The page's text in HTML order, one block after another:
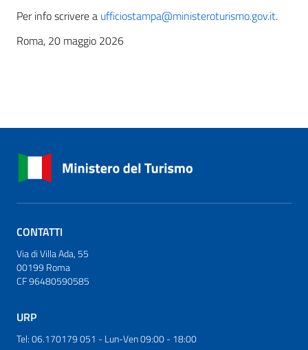
Per info scrivere a ufficiostampa@ministeroturismo.gov.it.
Roma, 20 maggio 2026
CONTATTI
Via di Villa Ada, 55
00199 Roma
CF 96480590585
URP
Tel: 06.170179 051 - Lun-Ven 09:00 - 18:00